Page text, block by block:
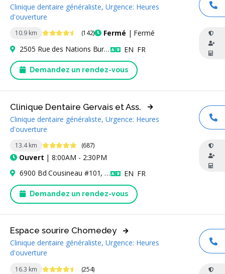
10.9 km 4.6 étoiles (142) Fermé | Fermé
Clinique dentaire généraliste, Urgence: Heures
d'ouverture
Demandez un rendez-vous
2505 Rue des Nations Bur 201, Saint-Laurent, QC H4R 3C8, Canada EN Anglais
FR
13.4 km 4.9 étoiles (687)
Ouvert | 8:00AM - 2:30PM
Clinique Dentaire Gervais et Ass.
Clinique dentaire généraliste, Urgence: Heures
d'ouverture
Demandez un rendez-vous
6900 Bd Cousineau #101, Longueuil, QC J3Y 9A3, Canada EN Anglais
FR
16.3 km 4.6 étoiles (254)
Espace sourire Chomedey
Clinique dentaire généraliste, Urgence: Heures
d'ouverture